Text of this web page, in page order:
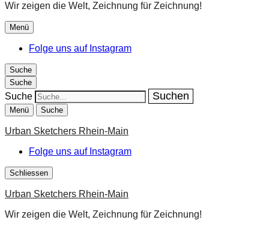
Wir zeigen die Welt, Zeichnung für Zeichnung!
Menü
Folge uns auf Instagram
Suche
Suche
Suche
Menü Suche
Urban Sketchers Rhein-Main
Folge uns auf Instagram
Schliessen
Urban Sketchers Rhein-Main
Wir zeigen die Welt, Zeichnung für Zeichnung!